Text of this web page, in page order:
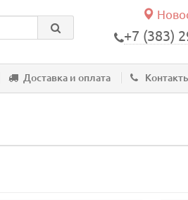
+7 (383)
Доставка и оплата